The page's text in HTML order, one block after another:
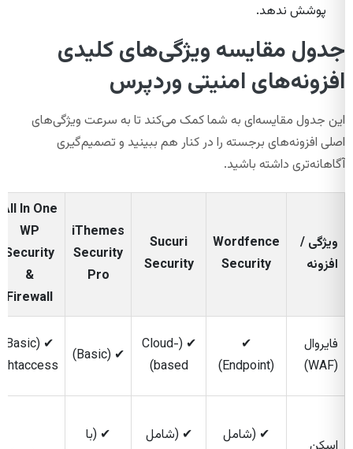
پوشش ندهد.
جدول مقایسه ویژگی‌های کلیدی
افزونه‌های امنیتی وردپرس
این جدول مقایسه‌ای به شما کمک می‌کند تا به سرعت ویژگی‌های
اصلی افزونه‌های برجسته را در کنار هم ببینید و تصمیم‌گیری
آگاهانه‌تری داشته باشید.
ویژگی /
افزونه
Wordfence
Security
Sucuri
Security
iThemes
Security
Pro
All In One
WP
Security
&
Firewall
فایروال
(WAF)
✔
(Endpoint)
✔ (Cloud-
based)
✔ (Basic)
✔ (Basic
.htaccess)
✔ (شامل
✔ (شامل
✔ (با